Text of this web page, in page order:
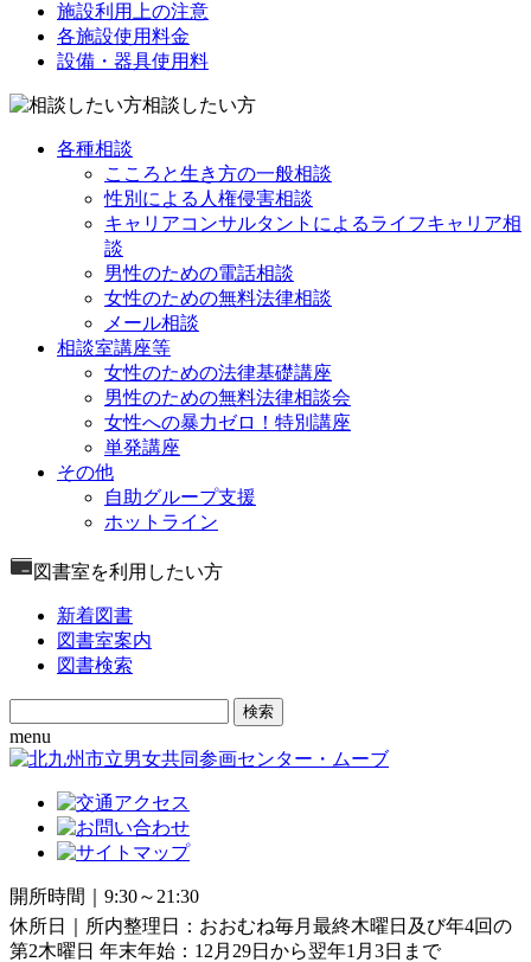
施設利用上の注意
各施設使用料金
設備・器具使用料
相談したい方
各種相談
こころと生き方の一般相談
性別による人権侵害相談
キャリアコンサルタントによるライフキャリア相
談
男性のための電話相談
女性のための無料法律相談
メール相談
相談室講座等
女性のための法律基礎講座
男性のための無料法律相談会
女性への暴力ゼロ！特別講座
単発講座
その他
自助グループ支援
ホットライン
図書室を利用したい方
新着図書
図書室案内
図書検索
Search
for:
menu
開所時間｜9:30～21:30
休所日｜所内整理日：おおむね毎月最終木曜日及び年4回の
第2木曜日 年末年始：12月29日から翌年1月3日まで